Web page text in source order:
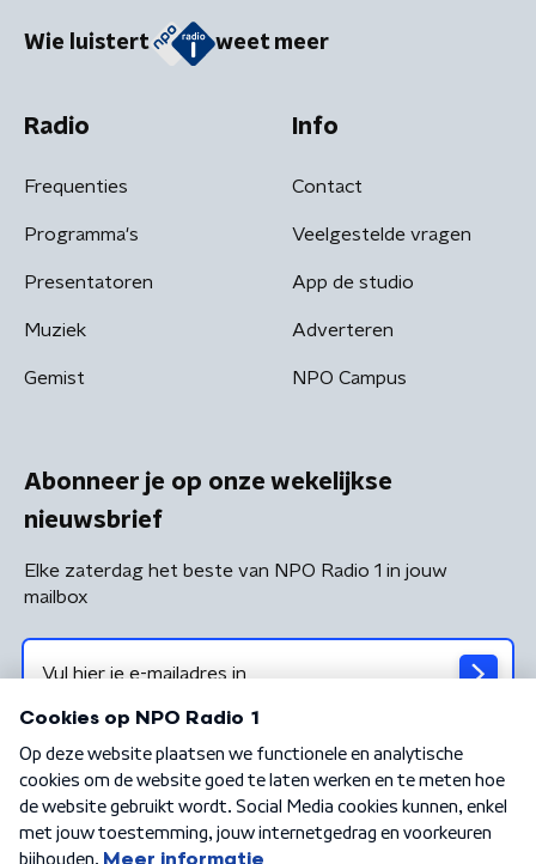
Wie luistert weet meer
Radio
Frequenties
Programma's
Presentatoren
Muziek
Gemist
Info
Contact
Veelgestelde vragen
App de studio
Adverteren
NPO Campus
Abonneer je op onze wekelijkse
nieuwsbrief
Elke zaterdag het beste van NPO Radio 1 in jouw
mailbox
Algemene voorwaarden